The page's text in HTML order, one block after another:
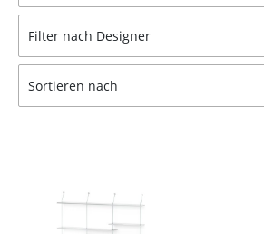
Bänke & Liegen
Sitzsäcke
Schaukelstühle
Filter nach Designer
Sortieren nach